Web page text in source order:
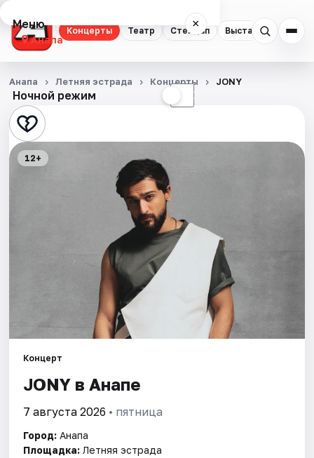
Концерты Театр Стендап Выставки
Меню ×
Анапа
Концерты
Театр
Стендап
Ночной режим ☾
Анапа Летняя эстрада Концерты JONY
12+
Концерт
JONY в Анапе
7 августа 2026 • пятница
Город: Анапа
Площадка: Летняя эстрада